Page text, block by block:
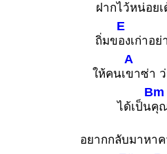
ฝากไว้หน่อยเ
ถิ่มข
E
องเก่าอย่
ให้คนเ
A
ขาซ่า
ได้เป็น
Bm
คุ
อยากกลับมาหา